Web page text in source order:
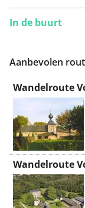
Iets opgevallen
In de buurt
Aanbevolen
Wandelroute